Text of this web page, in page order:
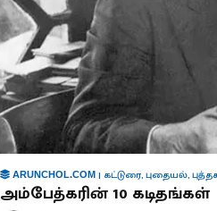
ARUNCHOL.COM | கட்டுரை,புதையல்,
அம்பேத்கரின் 10 கடிதங்கள்